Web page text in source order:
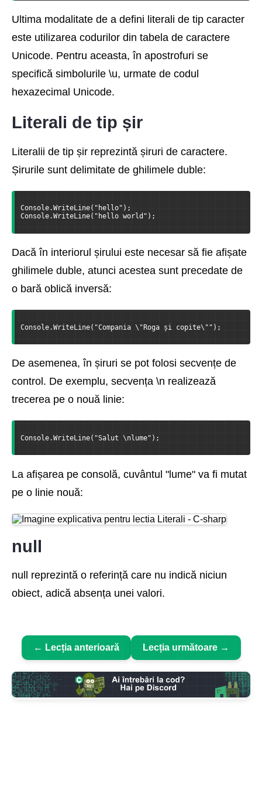
Ultima modalitate de a defini literali de tip caracter
este utilizarea codurilor din tabela de caractere
Unicode. Pentru aceasta, în apostrofuri se
specifică simbolurile \u, urmate de codul
hexazecimal Unicode.
Literali de tip șir
Literalii de tip șir reprezintă șiruri de caractere.
Șirurile sunt delimitate de ghilimele duble:
Console.WriteLine("hello");
Console.WriteLine("hello world");
Dacă în interiorul șirului este necesar să fie afișate
ghilimele duble, atunci acestea sunt precedate de
o bară oblică inversă:
Console.WriteLine("Compania \"Roga și copite\"");
De asemenea, în șiruri se pot folosi secvențe de
control. De exemplu, secvența \n realizează
trecerea pe o nouă linie:
Console.WriteLine("Salut \nlume");
La afișarea pe consolă, cuvântul "lume" va fi mutat
pe o linie nouă:
null
null reprezintă o referință care nu indică niciun
obiect, adică absența unei valori.
← Lecția anterioară Lecția următoare →